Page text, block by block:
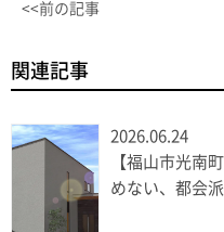
<<前の記事
関連記事
2026.06.24
【福山市光南
めない、都会